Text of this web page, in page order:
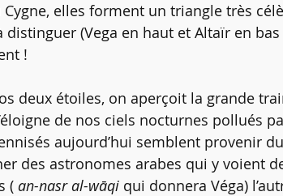
elles forment un triangle très
distinguer (Vega en haut et Altaïr en
!
deux étoiles, on aperçoit la grande
de nos ciels nocturnes pollués
aujourd’hui semblent provenir
des astronomes arabes qui y voient
( an-nasr al-wāqi qui donnera Véga)